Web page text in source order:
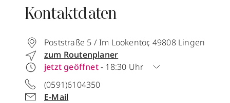
Kontaktdaten
Poststraße 5 / Im Lookentor, 49808 Lingen
zum Routenplaner
jetzt geöffnet- 18:30 Uhr
(0591)6104350
E-Mail